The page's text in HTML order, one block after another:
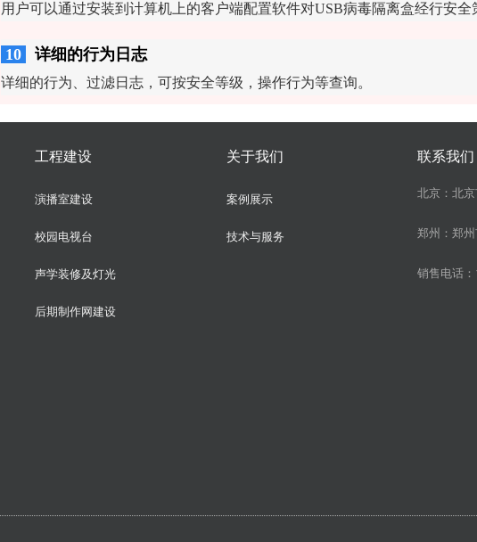
用户可以通过安装到计算机上的客户端配置软件对USB病毒隔离盒经行安全
10 详细的行为日志
详细的行为、过滤日志，可按安全等级，操作行为等查询。
工程建设
演播室建设
校园电视台
声学装修及灯光
后期制作网建设
关于我们
案例展示
技术与服务
联系我们
北京：北
郑州：郑
销售电话：